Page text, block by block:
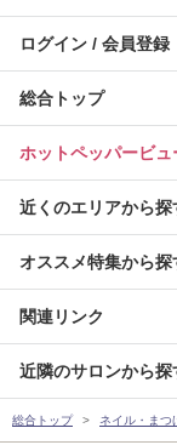
ログイン / 会員登録
総合トップ
ホットペッパービ
近くのエリアから探
オススメ特集から探
関連リンク
近隣のサロンから探
総合トップ ネイル・まつ